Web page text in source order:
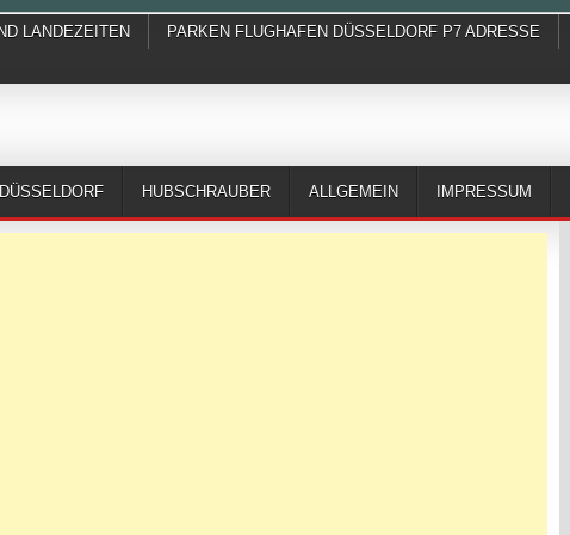
LANDEZEITEN
PARKEN FLUGHAFEN DÜSSELDORF P7 ADRESSE
HUBSCHRAUBER ALLGEMEIN IMPRESSUM